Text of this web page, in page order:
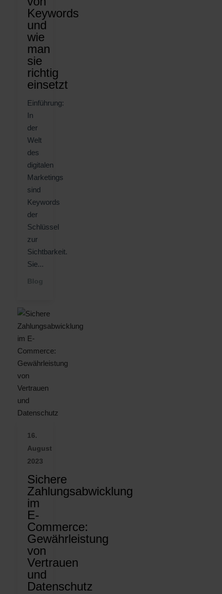
Keywords
und
wie
man
sie
richtig
einsetzt
Einführung:
In
der
Welt
des
digitalen
Marketings
sind
Keywords
der
Schlüssel
zur
Sichtbarkeit.
Sie...
Blog
16.
August
2023
Sichere
Zahlungsabwicklung
im
E-
Commerce:
Gewährleistung
von
Vertrauen
und
Datenschutz